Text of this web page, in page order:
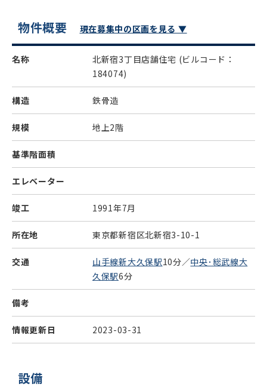
物件概要 現在募集中の区画を見る ▼
名称 北新宿3丁目店舗住宅 (ビルコード：
184074)
構造 鉄骨造
規模 地上2階
基準階面積
エレベーター
竣工 1991年7月
所在地 東京都新宿区北新宿3-10-1
交通 山手線新大久保駅10分／中央･総武線大
久保駅6分
備考
情報更新日 2023-03-31
設備